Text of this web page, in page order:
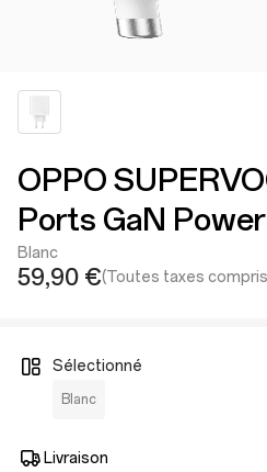
OPPO
Ports GaN
Blanc
59,90 €(Toutes taxes
Sélectionné
Blanc
Livraison